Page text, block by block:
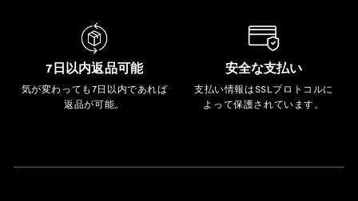
7日以内返品可能
気が変わっても7日以内であれば
返品が可能。
安全な支払い
支払い情報はSSLプロトコルに
よって保護されています。